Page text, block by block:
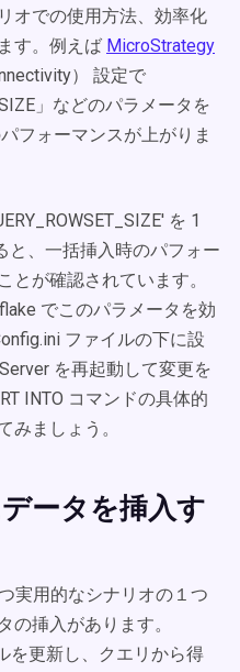
オでの使用方法、効率化
す。例えば MicroStrategy
） 設定で
」などのパラメータを
フォーマンスが上がりま
を 1
と、一括挿入時のパフォー
とが確認されています。
でこのパラメータを効
ファイルの下に設
を再起動して変更を
INTO コマンドの具体的
みましょう。
ータを挿入す
実用的なシナリオの１つ
の挿入があります。
を更新し、クエリから得